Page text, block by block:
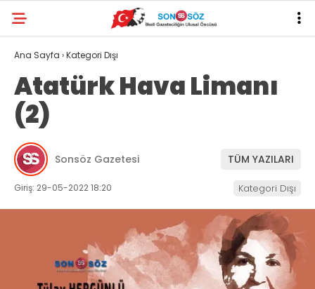
Ana Sayfa ›Kategori Dışı
Atatürk Hava Limanı
(2)
Sonsöz Gazetesi TÜM YAZILARI
Giriş: 29-05-2022 18:20 Kategori Dışı